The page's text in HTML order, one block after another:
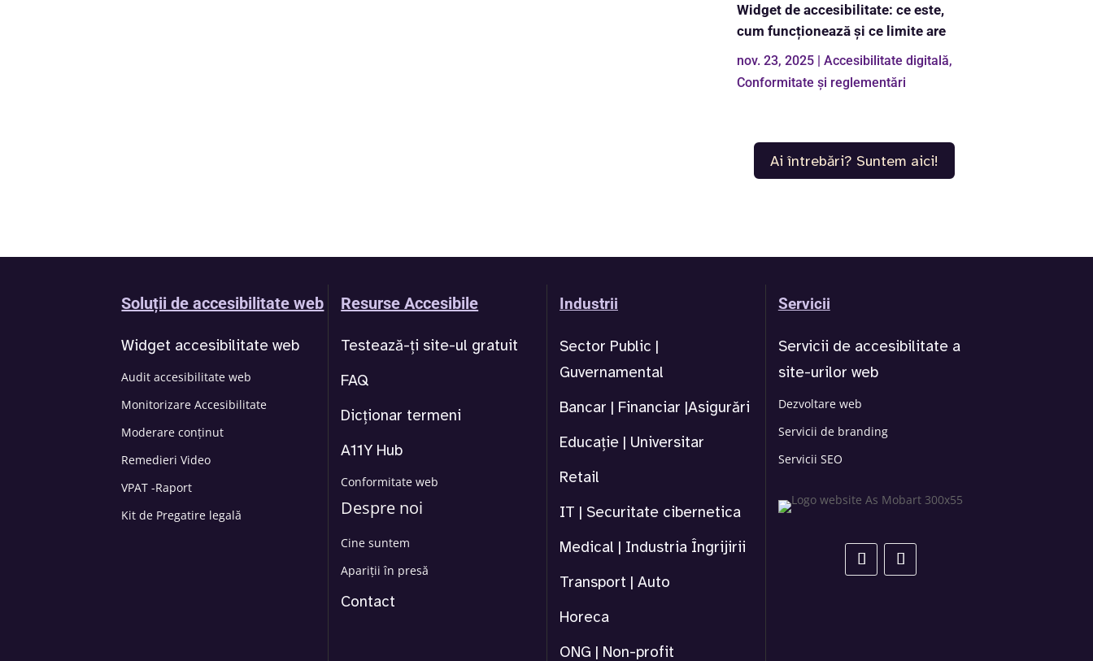
Widget de accesibilitate: ce este,
cum funcționează și ce limite are
nov. 23, 2025| Accesibilitate digitală,
Conformitate și reglementări
Ai întrebări? Suntem aici!
Soluții de accesibilitate web
Widget accesibilitate web
Audit accesibilitate web
Monitorizare Accesibilitate
Moderare conținut
Remedieri Video
VPAT -Raport
Kit de Pregatire legală
Resurse Accesibile
Testează-ți site-ul gratuit
FAQ
Dicționar termeni
A11Y Hub
Conformitate web
Despre noi
Cine suntem
Apariții în presă
Contact
Industrii
Sector Public |
Guvernamental
Bancar | Financiar |Asigurări
Educație | Universitar
Retail
IT | Securitate cibernetica
Medical | Industria Îngrijirii
Transport | Auto
Horeca
ONG | Non-profit
Servicii
Servicii de accesibilitate a
site-urilor web
Dezvoltare web
Servicii de branding
Servicii SEO